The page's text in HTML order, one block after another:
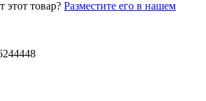
этот товар? Разместите его в нашем